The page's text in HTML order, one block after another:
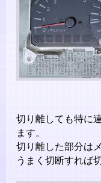
切り離しても特に
ます。
切り離した部分は
うまく切断すれば